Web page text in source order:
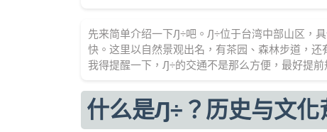
先来简单介绍一下Ԓ÷吧。Ԓ÷位于台湾中部山区，
快。这里以自然景观出名，有茶园、森林步道，
我得提醒一下，Ԓ÷的交通不是那么方便，最好提
什么是Ԓ÷？历史与文化